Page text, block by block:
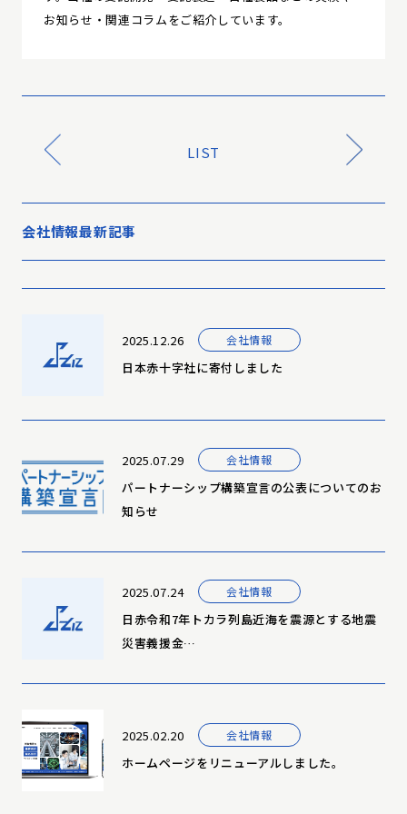
お知らせ・関連コラムをご紹介しています。
LIST
会社情報最新記事
2025.12.26 会社情報
日本赤十字社に寄付しました
2025.07.29 会社情報
パートナーシップ構築宣言の公表についてのお
知らせ
2025.07.24 会社情報
日赤令和7年トカラ列島近海を震源とする地震
災害義援金…
2025.02.20 会社情報
ホームページをリニューアルしました。